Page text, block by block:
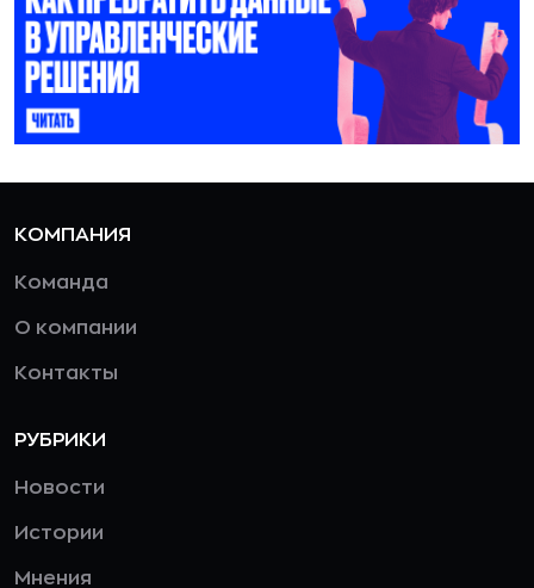
КОМПАНИЯ
Команда
О компании
Контакты
РУБРИКИ
Новости
Истории
Мнения